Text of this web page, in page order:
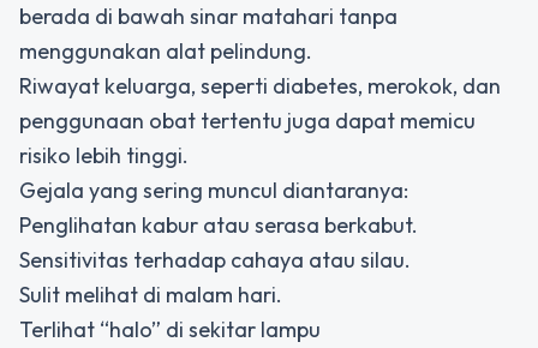
berada di bawah sinar matahari tanpa
menggunakan alat pelindung.
Riwayat keluarga, seperti diabetes, merokok, dan
penggunaan obat tertentu juga dapat memicu
risiko lebih tinggi.
Gejala yang sering muncul diantaranya:
Penglihatan kabur atau serasa berkabut.
Sensitivitas terhadap cahaya atau silau.
Sulit melihat di malam hari.
Terlihat “halo” di sekitar lampu